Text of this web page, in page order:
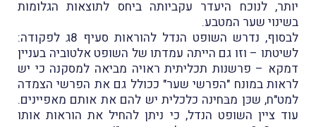
יותר, לנוכח היעדר עקביותה ביחס לתוצאות הגלומות
בשינוי שער המטבע.
לבסוף, נדרש השופט הנדל להוראות סעיף 8ג לפקודה:
לשיטתו – וזו גם הייתה עמדתו של השופט אלטוביה בעניין
דמקא – פרשנות תכליתית ראויה מביאה למסקנה כי יש
לראות במונח "הפרשי שער" ככולל גם את הפרשי הצמדה
למט"ח, שכּן מבּחינה כלכלית יש להם את אותם מאפיינים.
עוד ציין השופט הנדל, כי ניתן להחיל את הוראות אותו